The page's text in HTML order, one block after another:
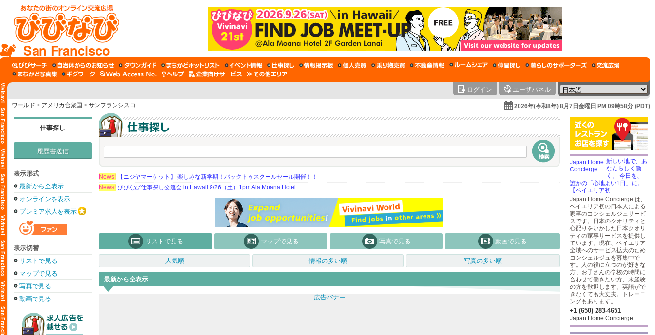
San Francisco
ログイン ユーザパネル
ワールド > アメリカ合衆国 > サンフランシスコ 2026年(令和8年) 8月7日金曜日 PM 09時58分 (PDT)
仕事探し
履歴書送信
表示形式
最新から全表示
オンラインを表示
プレミア求人を表示
表示切替
リストで見る
マップで見る
写真で見る
動画で見る
News!
【ニジヤマーケット】 楽しみな新学期！バックトゥスクールセール開催！！
News! びびなび仕事探し交流会 in Hawaii 9/26（土）1pm Ala Moana Hotel
リストで見る マップで見る 写真で見る 動画で見る
人気順 情報の多い順 写真の多い順
最新から全表示
新しい地で、あ
なたらしく働
く。 今日を、
誰かの「心地よい1日」に。
【ベイエリア初...
Japan Home Concierge は、
ベイエリア初の日本人による
家事のコンシェルジュサービ
スです。日本のクオリティと
心配りをいかした日本クオリ
ティの家事サービスを提供し
ています。現在、ベイエリア
全域へのサービス拡大のため
コンシェルジュを募集中で
す。人の役に立つのが好きな
方、お子さんの学校の時間に
合わせて働きたい方、未経験
の方を歓迎します。英語がで
きなくても大丈夫。トレーニ
ングもあります。...
+1 (650) 283-4651
Japan Home Concierge